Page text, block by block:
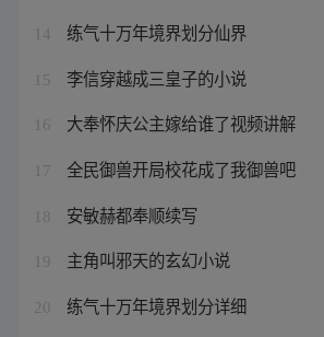
14 练气十万年境界划分仙界
15 李信穿越成三皇子的小说
16 大奉怀庆公主嫁给谁了视频讲解
17 全民御兽开局校花成了我御兽吧
18 安敏赫都奉顺续写
19 主角叫邪天的玄幻小说
20 练气十万年境界划分详细